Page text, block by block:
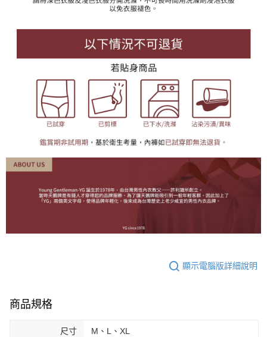
顯示電腦版詳細說明
商品規格
尺寸 M、L、XL